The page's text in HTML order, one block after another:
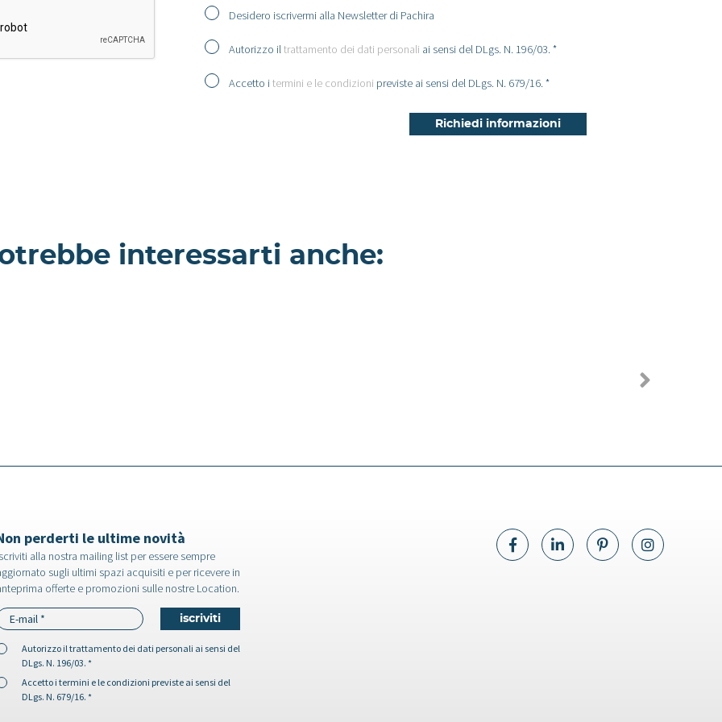
Desidero iscrivermi alla Newsletter di Pachira
Autorizzo iltrattamento dei dati personali ai sensi del DLgs. N. 196/03. *
Accetto itermini e le condizioni previste ai sensi del DLgs. N. 679/16. *
interessarti anche:
perderti le ultime novità
alla nostra mailing list per essere sempre
sugli ultimi spazi acquisiti e per ricevere in
offerte e promozioni sulle nostre Location.
Autorizzo il trattamento dei dati personali ai sensi del
DLgs. N. 196/03. *
Accetto i termini e le condizioni previste ai sensi del
DLgs. N. 679/16. *